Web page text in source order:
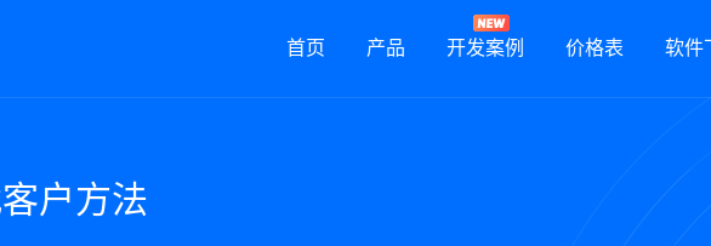
首页 产品 开发案例 价格表 软件
户方法